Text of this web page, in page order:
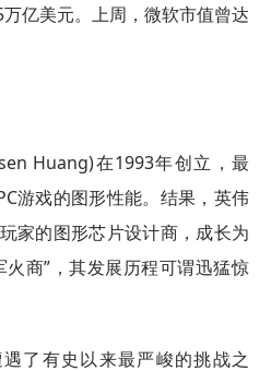
亿美元。上周，微软市值曾达
Huang)在1993年创立，最
游戏的图形性能。结果，英伟
家的图形芯片设计商，成长为
商”，其发展历程可谓迅猛惊
了有史以来最严峻的挑战之